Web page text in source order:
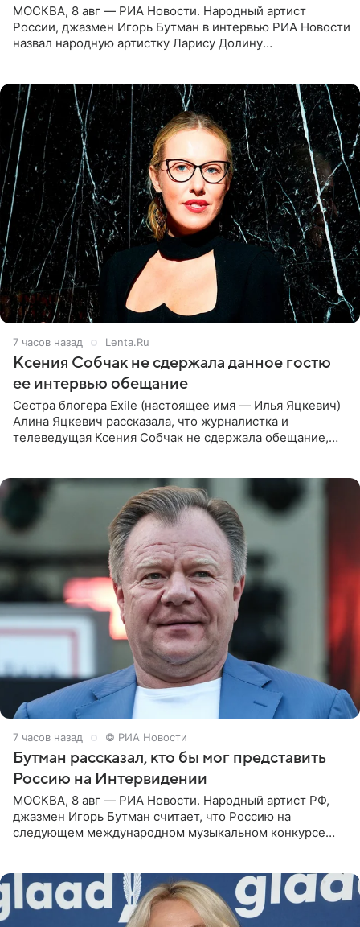
МОСКВА, 8 авг — РИА Новости. Народный артист
России, джазмен Игорь Бутман в интервью РИА Новости
назвал народную артистку Ларису Долину
7 часов назад Lenta.Ru
Ксения Собчак не сдержала данное гостю
ее интервью обещание
Сестра блогера Exile (настоящее имя — Илья Яцкевич)
Алина Яцкевич рассказала, что журналистка и
телеведущая Ксения Собчак не сдержала обещание,
7 часов назад © РИА Новости
Бутман рассказал, кто бы мог представить
Россию на Интервидении
МОСКВА, 8 авг — РИА Новости. Народный артист РФ,
джазмен Игорь Бутман считает, что Россию на
следующем международном музыкальном конкурсе